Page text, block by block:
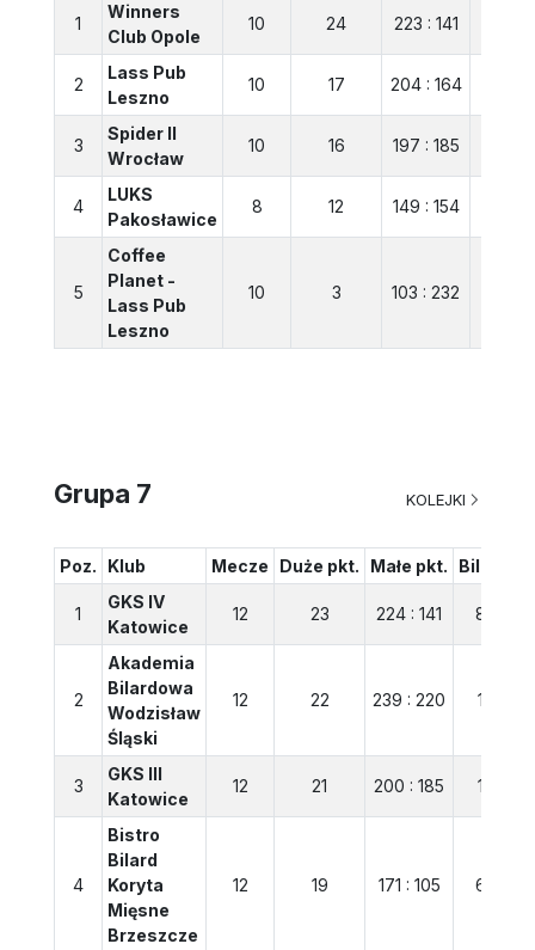
1
Winners
Club Opole
10 24 223 : 141
2
Lass Pub
Leszno
10 17 204 : 164
3
Spider II
Wrocław
10 16 197 : 185
4
LUKS
Pakosławice
8 12 149 : 154
5
Coffee
Planet -
Lass Pub
Leszno
10 3 103 : 232
Grupa 7 KOLEJKI
Poz. Klub Mecze Duże pkt. Małe pkt. Bilans
1
GKS IV
Katowice
12 23 224 : 141 83
2
Akademia
Bilardowa
Wodzisław
Śląski
12 22 239 : 220 19
3
GKS III
Katowice
12 21 200 : 185 15
4
Bistro
Bilard
Koryta
Mięsne
Brzeszcze
12 19 171 : 105 66